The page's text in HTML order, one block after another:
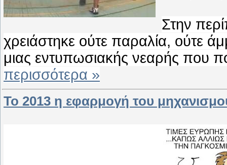
Στην
χρειάστηκε ούτε παραλία, ούτε
μιας εντυπωσιακής νεαρής που
περισσότερα »
Το 2013 η εφαρμογή του